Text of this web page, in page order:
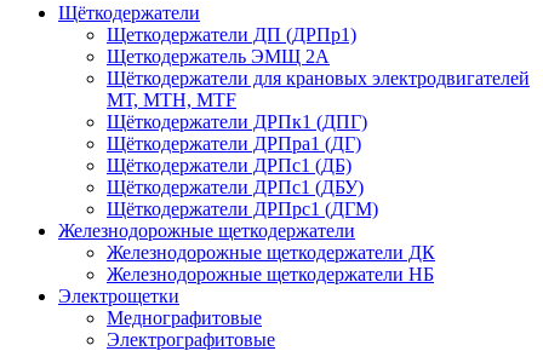
Щёткодержатели
Щеткодержатели ДП (ДРПр1)
Щеткодержатель ЭМЩ 2А
Щёткодержатели для крановых электродвигателей
МТ, МТН, МТF
Щёткодержатели ДРПк1 (ДПГ)
Щёткодержатели ДРПра1 (ДГ)
Щёткодержатели ДРПс1 (ДБ)
Щёткодержатели ДРПс1 (ДБУ)
Щёткодержатели ДРПрс1 (ДГМ)
Железнодорожные щеткодержатели
Железнодорожные щеткодержатели ДК
Железнодорожные щеткодержатели НБ
Электрощетки
Меднографитовые
Электрографитовые